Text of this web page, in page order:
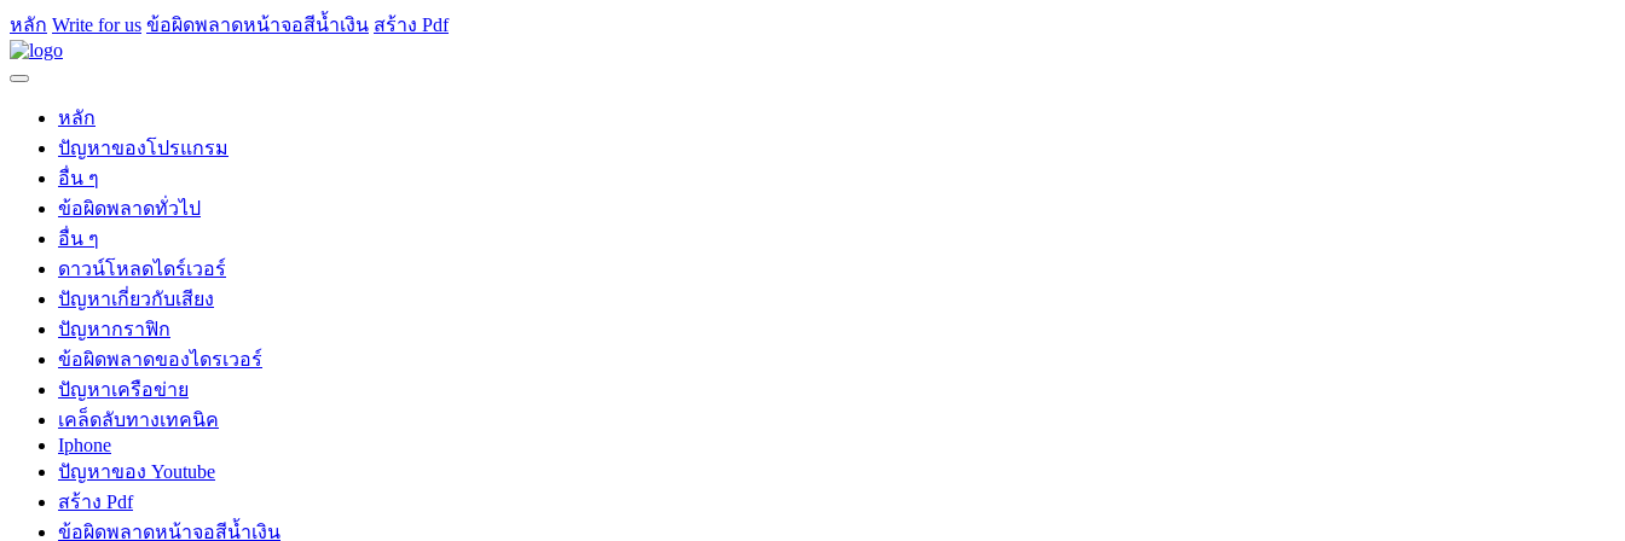
หลัก Write for us ข้อผิดพลาดหน้าจอสีน้ำเงิน สร้าง Pdf
หลัก
ปัญหาของโปรแกรม
อื่น ๆ
ข้อผิดพลาดทั่วไป
อื่น ๆ
ดาวน์โหลดไดร์เวอร์
ปัญหาเกี่ยวกับเสียง
ปัญหากราฟิก
ข้อผิดพลาดของไดรเวอร์
ปัญหาเครือข่าย
เคล็ดลับทางเทคนิค
Iphone
ปัญหาของ Youtube
สร้าง Pdf
ข้อผิดพลาดหน้าจอสีน้ำเงิน